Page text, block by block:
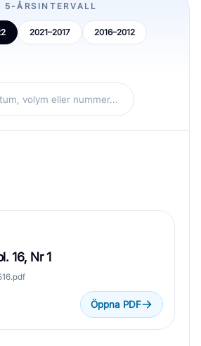
5-ÅRSINTERVALL
2021–2017 2016–2012
eller nummer...
16, Nr 1
Öppna PDF